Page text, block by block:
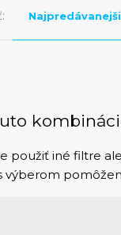
použiť iné filtre
výberom